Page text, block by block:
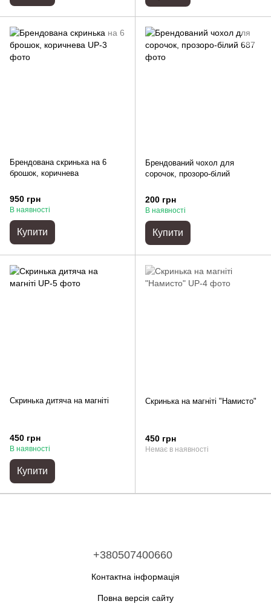
Брендована скринька на 6
брошок, коричнева
950 грн
В наявності
Купити
Брендований чохол для
сорочок, прозоро-білий
200 грн
В наявності
Купити
Скринька дитяча на магніті
450 грн
В наявності
Купити
Скринька на магніті "Намисто"
450 грн
Немає в наявності
+380507400660
Контактна інформація
Повна версія сайту